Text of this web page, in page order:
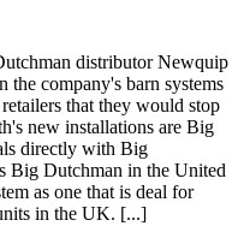
distributor Newquip
the company's barn systems
that they would stop
new installations are Big
directly with Big
Big Dutchman in the United
as one that is deal for
in the UK. [...]